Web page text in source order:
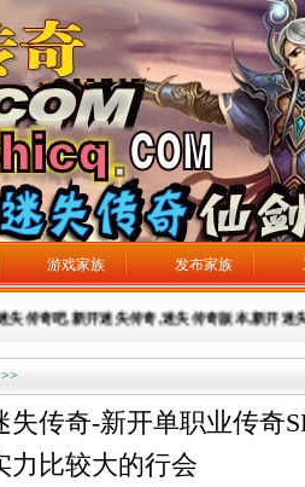
游戏家族 发布家族
新开迷失传奇,迷失传奇版本,新开迷失传奇网
失传奇-新开单职业传奇
力比较大的行会